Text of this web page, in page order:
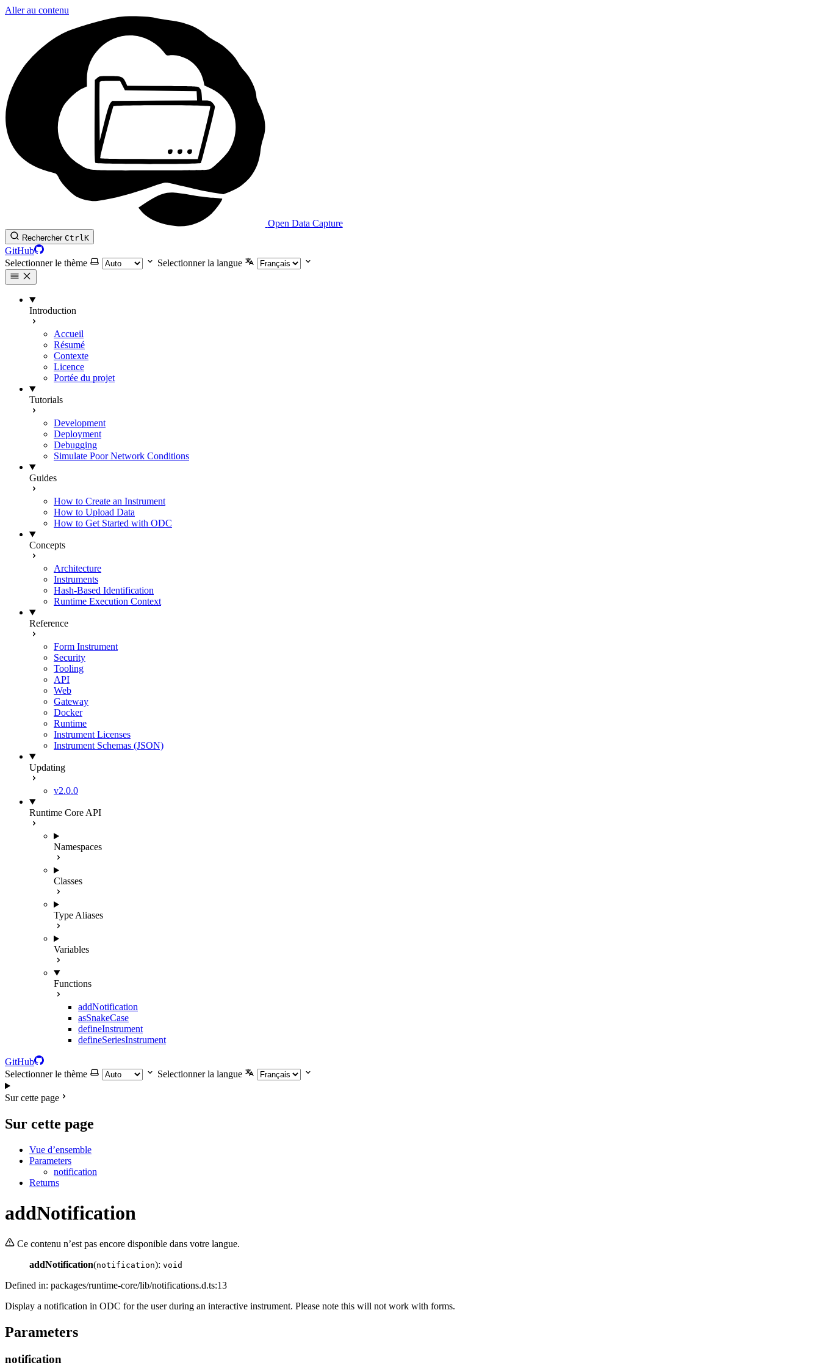
Aller au contenu
Open Data Capture
Rechercher CtrlK
GitHub
Selectionner le thème
Selectionner la langue
Introduction
Accueil
Résumé
Contexte
Licence
Portée du projet
Tutorials
Development
Deployment
Debugging
Simulate Poor Network Conditions
Guides
How to Create an Instrument
How to Upload Data
How to Get Started with ODC
Concepts
Architecture
Instruments
Hash-Based Identification
Runtime Execution Context
Reference
Form Instrument
Security
Tooling
API
Web
Gateway
Docker
Runtime
Instrument Licenses
Instrument Schemas (JSON)
Updating
v2.0.0
Runtime Core API
Namespaces
Classes
Type Aliases
Variables
Functions
addNotification
asSnakeCase
defineInstrument
defineSeriesInstrument
GitHub
Selectionner le thème
Selectionner la langue
Sur cette page
Sur cette page
Vue d’ensemble
Parameters
notification
Returns
addNotification
Ce contenu n’est pas encore disponible dans votre langue.
addNotification(notification): void
Defined in: packages/runtime-core/lib/notifications.d.ts:13
Display a notification in ODC for the user during an interactive instrument. Please note this will not work with forms.
Parameters
notification